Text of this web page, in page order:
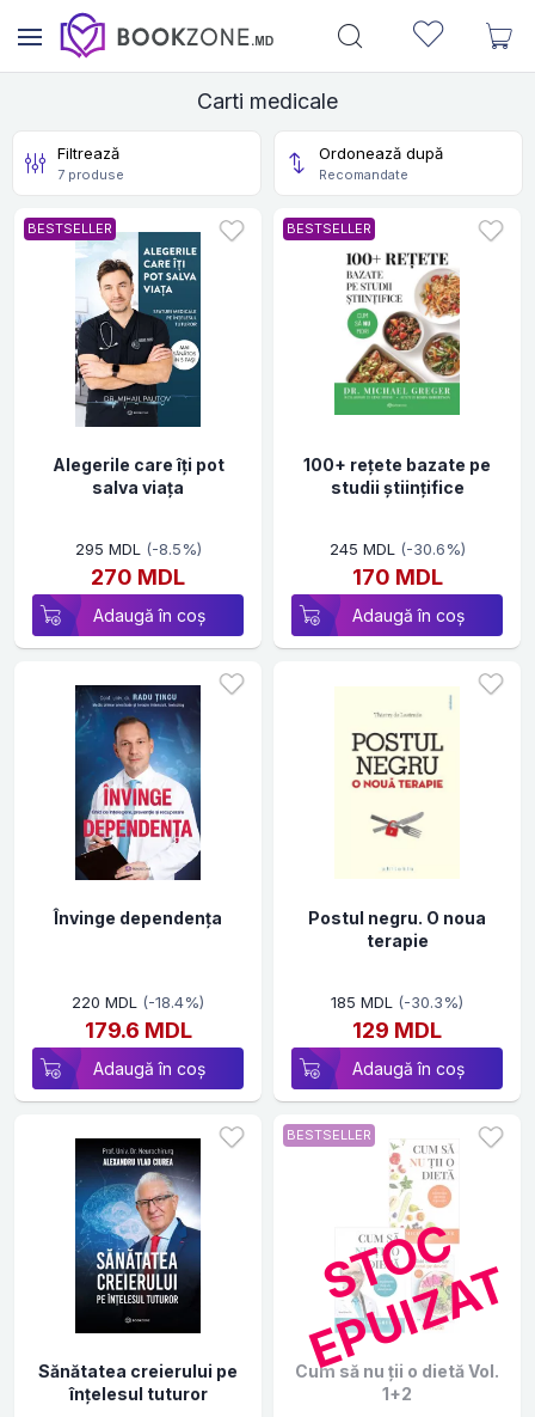
Carti medicale
Filtrează
7 produse
Ordonează după
Recomandate
BESTSELLER
Alegerile care îți pot
salva viața
295 MDL (-8.5%)
270 MDL
Adaugă în coș
BESTSELLER
100+ rețete bazate pe
studii științifice
245 MDL (-30.6%)
170 MDL
Adaugă în coș
Învinge dependența
220 MDL (-18.4%)
179.6 MDL
Adaugă în coș
Postul negru. O noua
terapie
185 MDL (-30.3%)
129 MDL
Adaugă în coș
Sănătatea creierului pe
înțelesul tuturor
BESTSELLER
S
T
O
C
E
P
U
I
Z
A
T
Cum să nu ții o dietă Vol.
1+2